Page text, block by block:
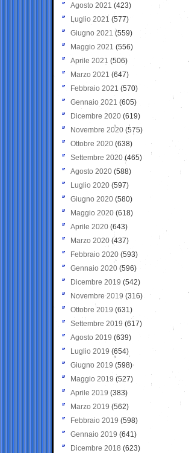
Agosto 2021 (423)
Luglio 2021 (577)
Giugno 2021(559)
Maggio 2021 (556)
Aprile 2021 (506)
Marzo 2021 (647)
Febbraio 2021 (570)
Gennaio 2021 (605)
Dicembre 2020 (619)
Novembre 2020 (575)
Ottobre 2020 (638)
Settembre 2020(465)
Agosto 2020 (588)
Luglio 2020 (597)
Giugno 2020 (580)
Maggio 2020 (618)
Aprile 2020 (643)
Marzo 2020 (437)
Febbraio 2020 (593)
Gennaio 2020 (596)
Dicembre 2019 (542)
Novembre 2019 (316)
Ottobre 2019 (631)
Settembre 2019 (617)
Agosto 2019 (639)
Luglio 2019 (654)
Giugno 2019 (598)
Maggio 2019 (527)
Aprile 2019 (383)
Marzo 2019 (562)
Febbraio 2019 (598)
Gennaio 2019 (641)
Dicembre 2018 (623)